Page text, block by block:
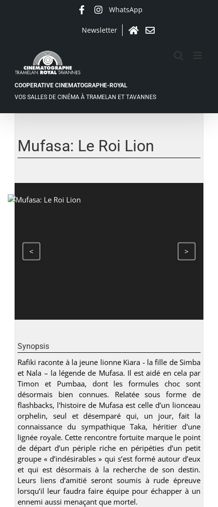
WhatsApp
Newsletter
AccueilContact
COOPERATIVE CINEMATOGRAPHE-ROYAL
VOS SALLES DE CINÉMA À TRAMELAN ET TAVANNES
Mufasa: Le Roi Lion
< >
Synopsis
Rafiki raconte à la jeune lionne Kiara - la fille de Simba
et Nala – la légende de Mufasa. Il est aidé en cela par
Timon et Pumbaa, dont les formules choc sont
désormais bien connues. Relatée sous forme de
flashbacks, l'histoire de Mufasa est celle d’un lionceau
orphelin, seul et désemparé qui, un jour, fait la
connaissance du sympathique Taka, héritier d'une
lignée royale. Cette rencontre fortuite marque le point
de départ d’un périple riche en péripéties d’un petit
groupe « d’indésirables » qui s’est formé autour d’eux
et qui est désormais à la recherche de son destin.
Leurs liens d’amitié seront soumis à rude épreuve
lorsqu’il leur faudra faire équipe pour échapper à un
ennemi aussi menaçant que mortel.